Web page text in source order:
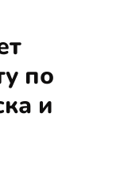
по
и